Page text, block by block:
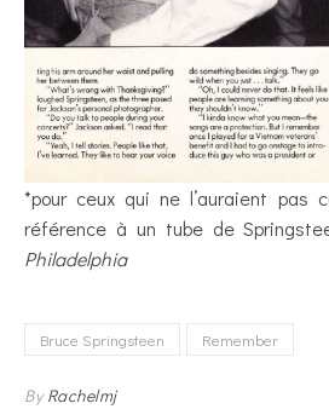
*pour ceux qui ne l’auraient pas
référence à un tube de
Philadelphia
Bruce Springsteen Remember
ByRachelmj